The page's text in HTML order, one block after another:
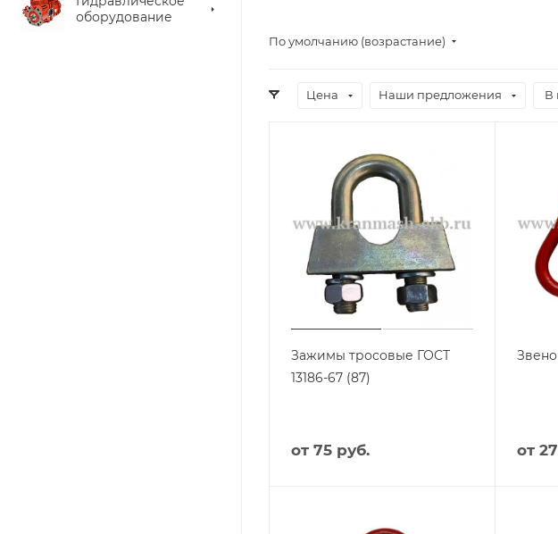
оборудование
По умолчанию (возрастание)
Цена Наши предложения В
Зажимы тросовые ГОСТ
13186-67 (87)
от 75 руб. от